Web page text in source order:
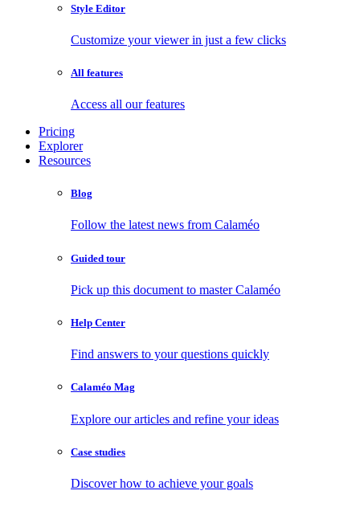
Style Editor
Customize your viewer in just a few clicks
All features
Access all our features
Pricing
Explorer
Resources
Blog
Follow the latest news from Calaméo
Guided tour
Pick up this document to master Calaméo
Help Center
Find answers to your questions quickly
Calaméo Mag
Explore our articles and refine your ideas
Case studies
Discover how to achieve your goals